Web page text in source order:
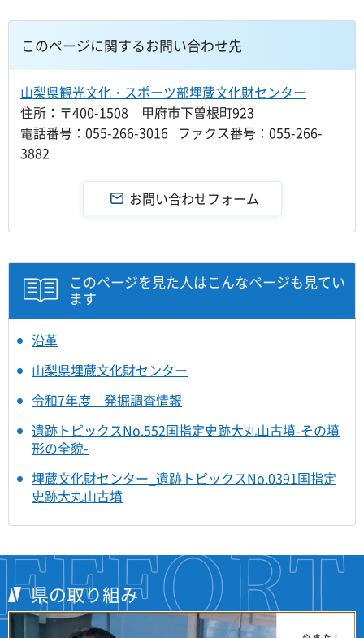
このページに関するお問い合わせ先
山梨県観光文化・スポーツ部埋蔵文化財センター
住所：〒400-1508 甲府市下曽根町923
電話番号：055-266-3016 ファクス番号：055-266-
3882
このページを見た人はこんなページも見てい
ます
沿革
山梨県埋蔵文化財センター
令和7年度 発掘調査情報
遺跡トピックスNo.552国指定史跡大丸山古墳-その墳
形の全貌-
埋蔵文化財センター_遺跡トピックスNo.0391国指定
史跡大丸山古墳
県の取り組み